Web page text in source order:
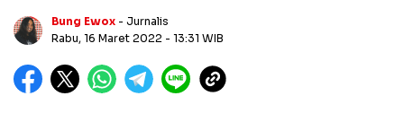
Bung Ewox - Jurnalis
Rabu, 16 Maret 2022 - 13:31 WIB